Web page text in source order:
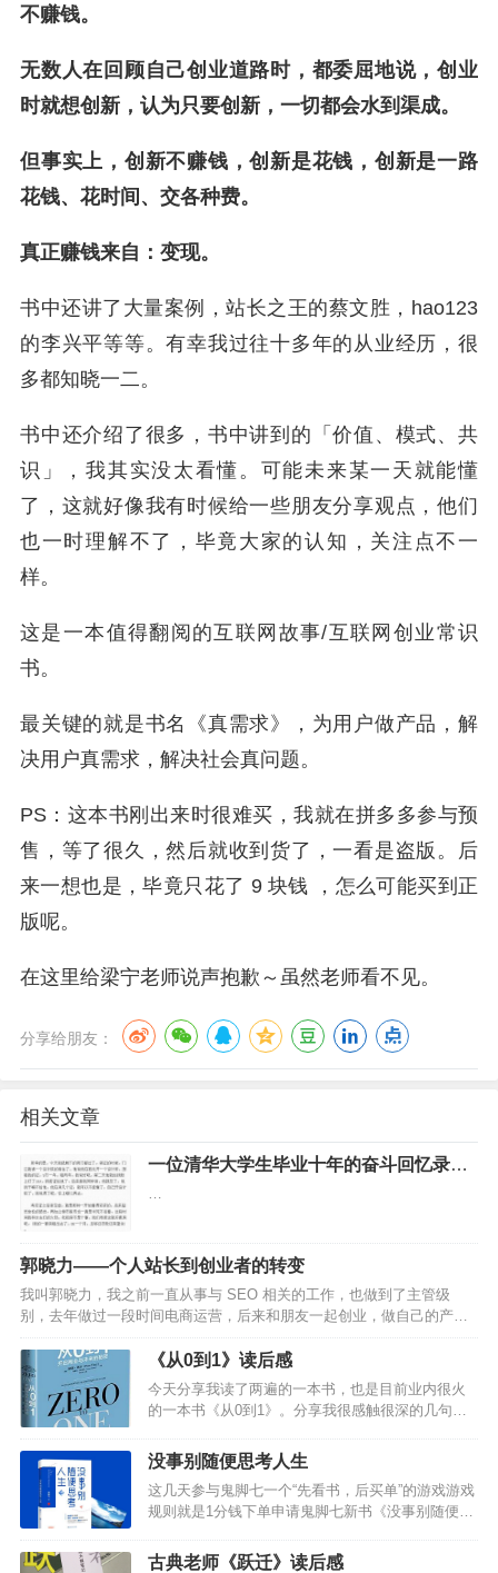
不赚钱。
无数人在回顾自己创业道路时，都委屈地说，创业
时就想创新，认为只要创新，一切都会水到渠成。
但事实上，创新不赚钱，创新是花钱，创新是一路
花钱、花时间、交各种费。
真正赚钱来自：变现。
书中还讲了大量案例，站长之王的蔡文胜，hao123
的李兴平等等。有幸我过往十多年的从业经历，很
多都知晓一二。
书中还介绍了很多，书中讲到的「价值、模式、共
识」，我其实没太看懂。可能未来某一天就能懂
了，这就好像我有时候给一些朋友分享观点，他们
也一时理解不了，毕竟大家的认知，关注点不一
样。
这是一本值得翻阅的互联网故事/互联网创业常识
书。
最关键的就是书名《真需求》，为用户做产品，解
决用户真需求，解决社会真问题。
PS：这本书刚出来时很难买，我就在拼多多参与预
售，等了很久，然后就收到货了，一看是盗版。后
来一想也是，毕竟只花了 9 块钱 ，怎么可能买到正
版呢。
在这里给梁宁老师说声抱歉～虽然老师看不见。
分享给朋友：
相关文章
一位清华大学生毕业十年的奋斗回忆录
…
郭晓力——个人站长到创业者的转变
我叫郭晓力，我之前一直从事与 SEO 相关的工作，也做到了主管级
别，去年做过一段时间电商运营，后来和朋友一起创业，做自己的产
品。part.1我是一个北漂，相信很多人和我一样，带着一个憧憬的梦想来
到帝都…
《从0到1》读后感
今天分享我读了两遍的一本书，也是目前业内很火
的一本书《从0到1》。分享我很感触很深的几句话
销，那就说明你的产品还不够好(爆发式增长都是专
注产品)；…
没事别随便思考人生
这几天参与鬼脚七一个“先看书，后买单”的游戏游戏
规则就是1分钱下单申请鬼脚七新书《没事别随便思
觉书不好，就再给他发回去，快递费也报销。…
古典老师《跃迁》读后感